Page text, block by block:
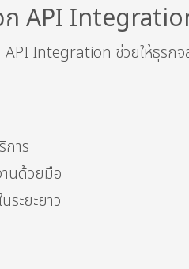
ก API
API Integration ช่วยให้ธุรกิจ
การ
นด้วยมือ
ระยะยาว